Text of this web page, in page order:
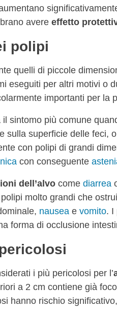
avere effetto
polipi
quelli di piccole
eseguiti per altri motivi o
importanti per la
il sintomo più comune
sulla superficie delle feci,
con polipi di grandi
con conseguente
dell’alvo come diarrea
molto grandi che
nausea e vomito. I
forma di occlusione
i più pericolosi per l’
a 2 cm contiene già
hanno rischio